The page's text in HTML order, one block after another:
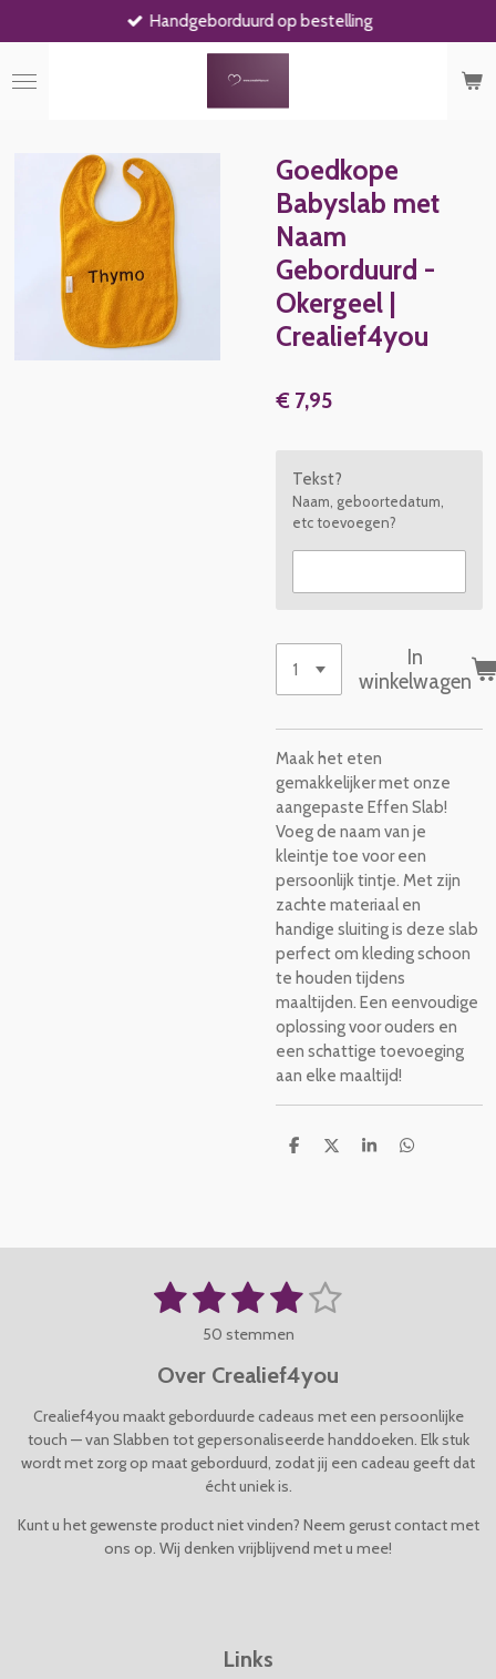
direct
naar
de
Handgeborduurd op bestelling
Goedkope
Babyslab met
Naam
Geborduurd -
Okergeel |
Crealief4you
€ 7,95
Tekst?
Naam, geboortedatum,
etc toevoegen?
In
winkelwagen
Maak het eten
gemakkelijker met onze
aangepaste Effen Slab!
Voeg de naam van je
kleintje toe voor een
persoonlijk tintje. Met zijn
zachte materiaal en
handige sluiting is deze slab
perfect om kleding schoon
te houden tijdens
maaltijden. Een eenvoudige
oplossing voor ouders en
een schattige toevoeging
aan elke maaltijd!
D
D
S
D
4
1
t
e
r
2
s
t
e
r
r
e
n
3
s
t
e
r
r
e
n
4
s
t
e
r
r
e
n
5
t
e
r
r
e
n
n
50 stemmen
Over Crealief4you
Crealief4you maakt geborduurde cadeaus met een persoonlijke
touch — van Slabben tot gepersonaliseerde handdoeken. Elk stuk
wordt met zorg op maat geborduurd, zodat jij een cadeau geeft dat
écht uniek is.
Kunt u het gewenste product niet vinden? Neem gerust contact met
ons op. Wij denken vrijblijvend met u mee!
Links